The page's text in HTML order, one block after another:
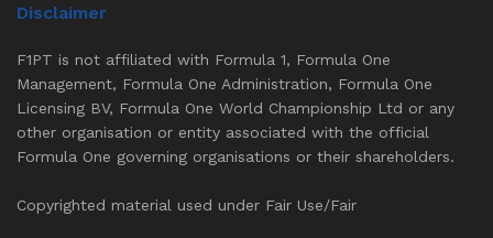
Disclaimer
F1PT is not affiliated with Formula 1, Formula One
Management, Formula One Administration, Formula One
Licensing BV, Formula One World Championship Ltd or any
other organisation or entity associated with the official
Formula One governing organisations or their shareholders.
Copyrighted material used under Fair Use/Fair